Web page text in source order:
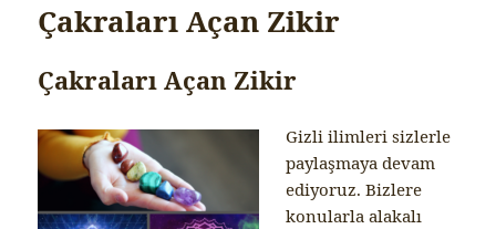
Çakraları Açan Zikir
Çakraları Açan Zikir
Gizli ilimleri sizlerle
paylaşmaya devam
ediyoruz. Bizlere
konularla alakalı